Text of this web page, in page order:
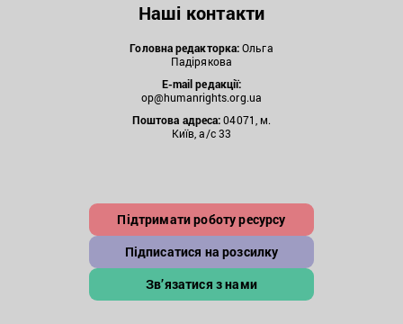
Наші контакти
Головна редакторка:Ольга
Падірякова
E-mail редакції:
op@humanrights.org.ua
Поштова адреса:04071, м.
Київ, а/с 33
Підтримати роботу ресурсу
Підписатися на розсилку
Зв’язатися з нами